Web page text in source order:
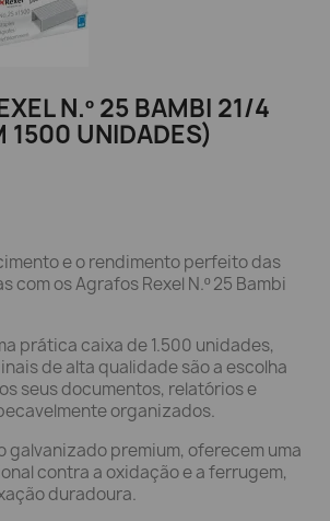
N.º 25 BAMBI 21/4
1500 UNIDADES)
e o rendimento perfeito das
com os Agrafos Rexel N.º 25 Bambi
prática caixa de 1.500 unidades,
de alta qualidade são a escolha
seus documentos, relatórios e
organizados.
galvanizado premium, oferecem uma
contra a oxidação e a ferrugem,
duradoura.